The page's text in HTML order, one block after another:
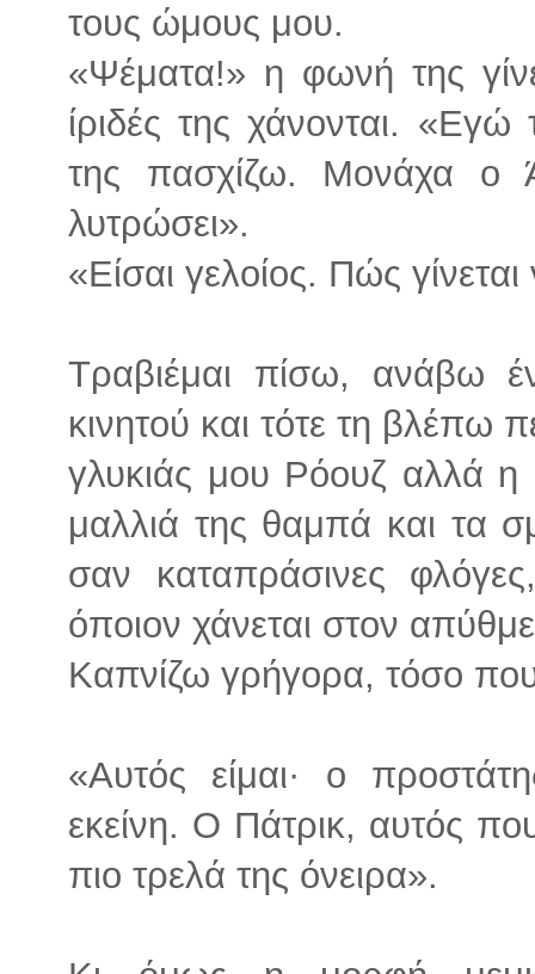
τους ώμους μου.
«Ψέματα!» η φωνή της
ίριδές της χάνονται.
της πασχίζω. Μονάχα ο
λυτρώσει».
«Είσαι γελοίος. Πώς
Τραβιέμαι πίσω, ανάβω
κινητού και τότε τη βλέπω
γλυκιάς μου Ρόουζ αλλά η
μαλλιά της θαμπά και τα
σαν καταπράσινες
όποιον χάνεται στον
Καπνίζω γρήγορα, τόσο
«Αυτός είμαι· ο
εκείνη. Ο Πάτρικ, αυτός
πιο τρελά της όνειρα».